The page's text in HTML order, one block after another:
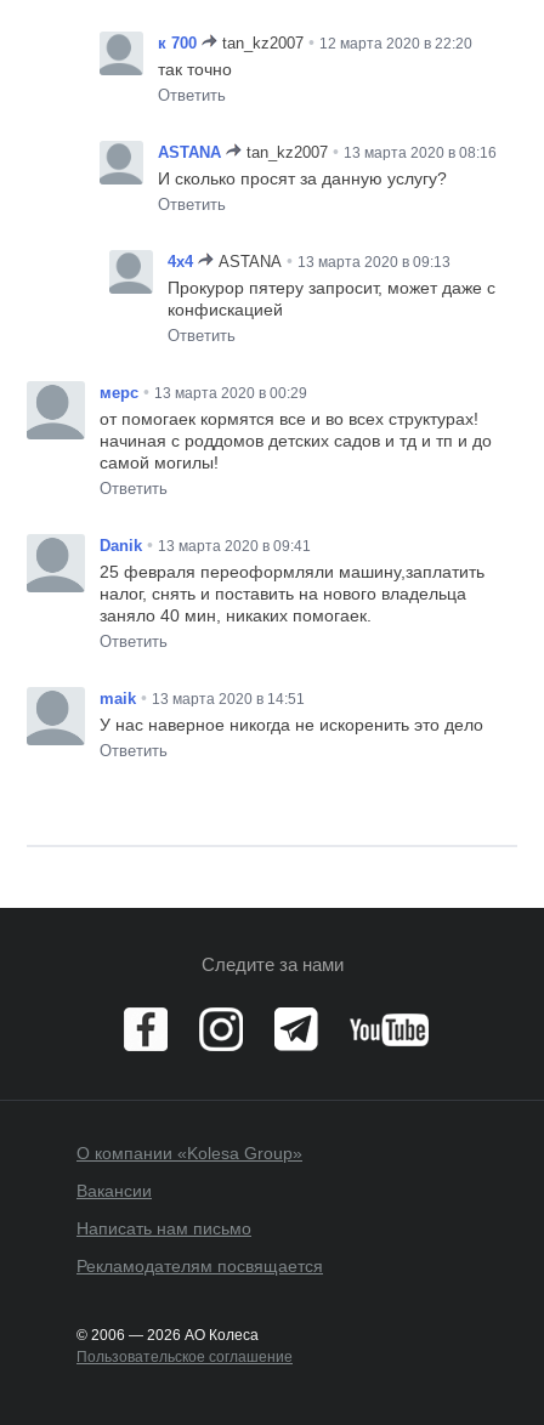
к 700 tan_kz2007 • 12 марта 2020 в 22:20
так точно
Ответить
ASTANA tan_kz2007 • 13 марта 2020 в 08:16
И сколько просят за данную услугу?
Ответить
4х4 ASTANA • 13 марта 2020 в 09:13
Прокурор пятеру запросит, может даже с
конфискацией
Ответить
мерс • 13 марта 2020 в 00:29
от помогаек кормятся все и во всех структурах!
начиная с роддомов детских садов и тд и тп и до
самой могилы!
Ответить
Danik • 13 марта 2020 в 09:41
25 февраля переоформляли машину,заплатить
налог, снять и поставить на нового владельца
заняло 40 мин, никаких помогаек.
Ответить
maik • 13 марта 2020 в 14:51
У нас наверное никогда не искоренить это дело
Ответить
Следите за нами
О компании «Kolesa Group»
Вакансии
Написать нам письмо
Рекламодателям посвящается
© 2006 — 2026 АО Колеса
Пользовательское соглашение